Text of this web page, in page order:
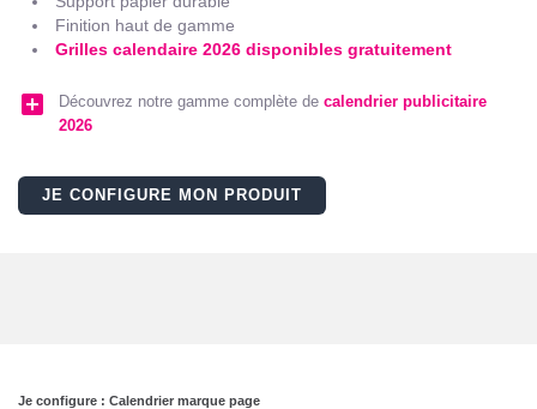
Finition haut de gamme
Grilles calendaire 2026 disponibles gratuitement
add_box Découvrez notre gamme complète de calendrier publicitaire
2026
JE CONFIGURE MON PRODUIT
Je configure : Calendrier marque page